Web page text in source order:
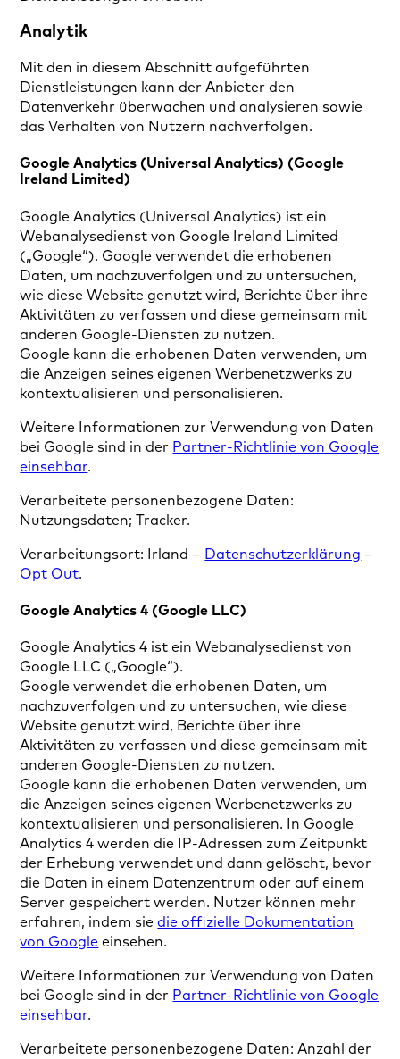
Analytik
Mit den in diesem Abschnitt aufgeführten
Dienstleistungen kann der Anbieter den
Datenverkehr überwachen und analysieren sowie
das Verhalten von Nutzern nachverfolgen.
Google Analytics (Universal Analytics) (Google
Ireland Limited)
Google Analytics (Universal Analytics) ist ein
Webanalysedienst von Google Ireland Limited
(„Google“). Google verwendet die erhobenen
Daten, um nachzuverfolgen und zu untersuchen,
wie diese Website genutzt wird, Berichte über ihre
Aktivitäten zu verfassen und diese gemeinsam mit
anderen Google-Diensten zu nutzen.
Google kann die erhobenen Daten verwenden, um
die Anzeigen seines eigenen Werbenetzwerks zu
kontextualisieren und personalisieren.
Weitere Informationen zur Verwendung von Daten
bei Google sind in der Partner-Richtlinie von Google
einsehbar.
Verarbeitete personenbezogene Daten:
Nutzungsdaten; Tracker.
Verarbeitungsort: Irland – Datenschutzerklärung –
Opt Out.
Google Analytics 4 (Google LLC)
Google Analytics 4 ist ein Webanalysedienst von
Google LLC („Google“).
Google verwendet die erhobenen Daten, um
nachzuverfolgen und zu untersuchen, wie diese
Website genutzt wird, Berichte über ihre
Aktivitäten zu verfassen und diese gemeinsam mit
anderen Google-Diensten zu nutzen.
Google kann die erhobenen Daten verwenden, um
die Anzeigen seines eigenen Werbenetzwerks zu
kontextualisieren und personalisieren. In Google
Analytics 4 werden die IP-Adressen zum Zeitpunkt
der Erhebung verwendet und dann gelöscht, bevor
die Daten in einem Datenzentrum oder auf einem
Server gespeichert werden. Nutzer können mehr
erfahren, indem siedie offizielle Dokumentation
von Google einsehen.
Weitere Informationen zur Verwendung von Daten
bei Google sind in der Partner-Richtlinie von Google
einsehbar.
Verarbeitete personenbezogene Daten: Anzahl der